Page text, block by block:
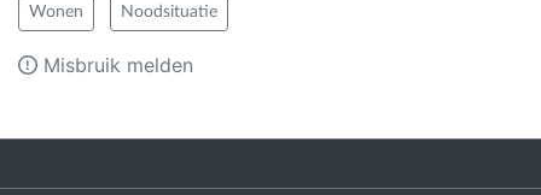
Wonen Noodsituatie
Misbruik melden